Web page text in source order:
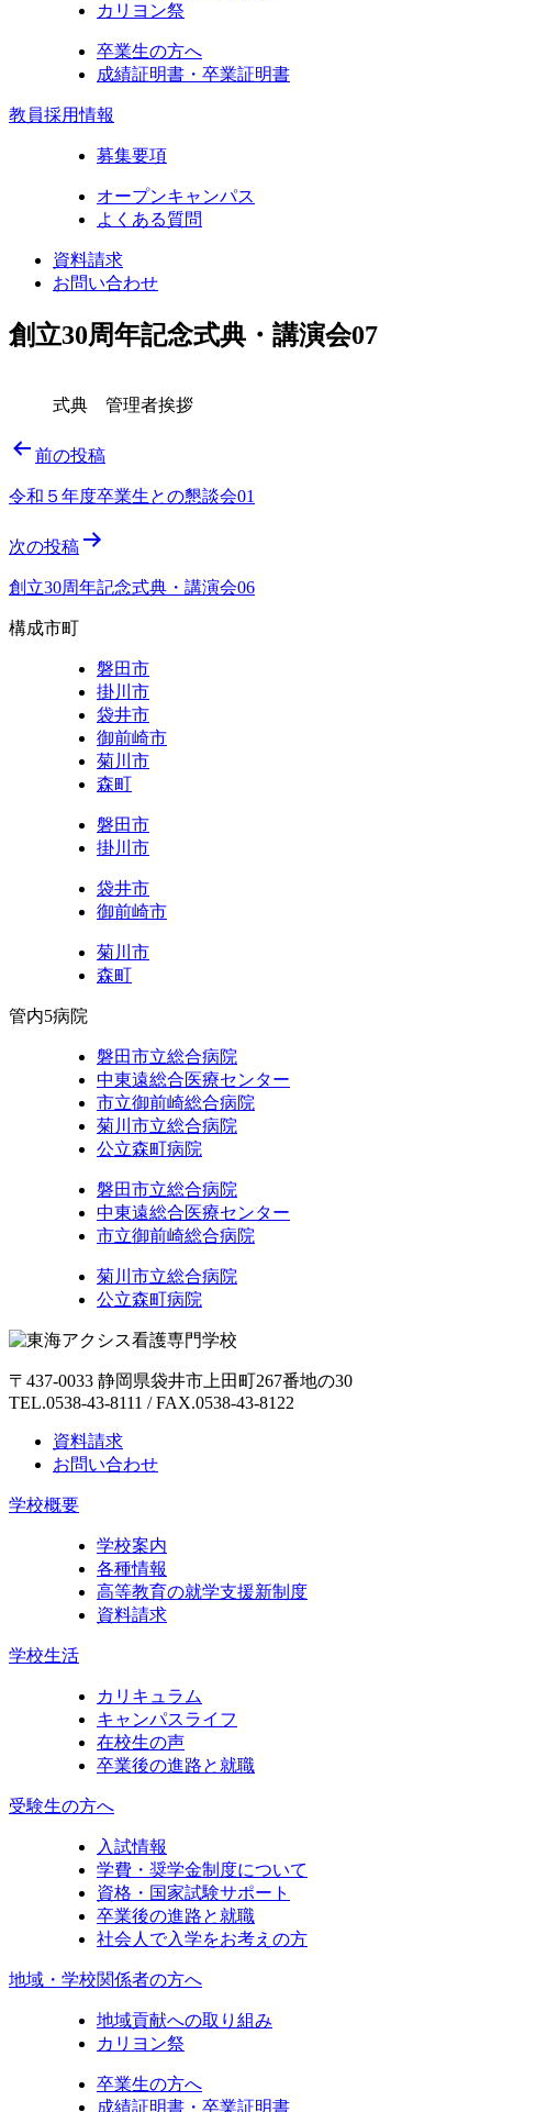
カリヨン祭
卒業生の方へ
成績証明書・卒業証明書
教員採用情報
募集要項
オープンキャンパス
よくある質問
資料請求
お問い合わせ
創立30周年記念式典・講演会07
式典 管理者挨拶
投
稿
ビ
ゲ
ー
前の投稿
令和５年度卒業生との懇談会01
次の投稿
創立30周年記念式典・講演会06
構成市町
磐田市
掛川市
袋井市
御前崎市
菊川市
森町
磐田市
掛川市
袋井市
御前崎市
菊川市
森町
管内5病院
磐田市立総合病院
中東遠総合医療センター
市立御前崎総合病院
菊川市立総合病院
公立森町病院
磐田市立総合病院
中東遠総合医療センター
市立御前崎総合病院
菊川市立総合病院
公立森町病院
〒437-0033 静岡県袋井市上田町267番地の30
TEL.0538-43-8111 / FAX.0538-43-8122
資料請求
お問い合わせ
学校概要
学校案内
各種情報
高等教育の就学支援新制度
資料請求
学校生活
カリキュラム
キャンパスライフ
在校生の声
卒業後の進路と就職
受験生の方へ
入試情報
学費・奨学金制度について
資格・国家試験サポート
卒業後の進路と就職
社会人で入学をお考えの方
地域・学校関係者の方へ
地域貢献への取り組み
カリヨン祭
卒業生の方へ
成績証明書・卒業証明書